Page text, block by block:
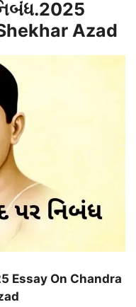
Azad
Essay On Chandra